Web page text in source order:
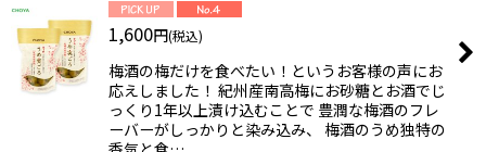
1,600円(税込)
梅酒の梅だけを食べたい！というお客様の声にお
応えしました！ 紀州産南高梅にお砂糖とお酒でじ
っくり1年以上漬け込むことで 豊潤な梅酒のフレ
ーバーがしっかりと染み込み、 梅酒のうめ独特の